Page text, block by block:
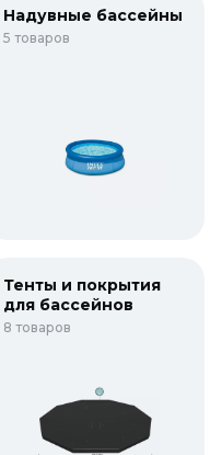
Надувные бассейны
5 товаров
Тенты и покрытия
для бассейнов
8 товаров